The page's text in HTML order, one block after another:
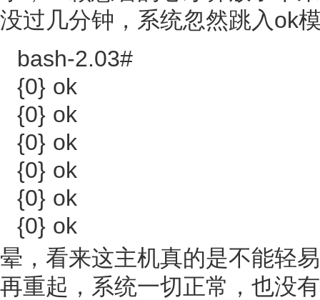
没过几分钟，系统忽然跳入ok
bash-2.03#
{0} ok
{0} ok
{0} ok
{0} ok
{0} ok
{0} ok
晕，看来这主机真的是不能轻
再重起，系统一切正常，也没